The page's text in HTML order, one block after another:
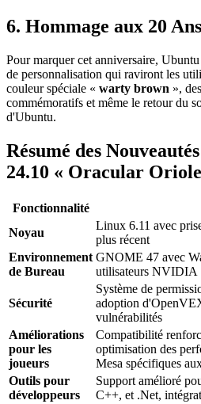
6. Hommage aux 20
Pour marquer cet anniversaire,
de personnalisation qui raviront les
couleur spéciale « warty brown »,
commémoratifs et même le retour du
d'Ubuntu.
Résumé des
24.10 « Oracular
Fonctionnalité
Noyau
Linux 6.11 avec
plus récent
Environnement
de Bureau
GNOME 47 avec
utilisateurs NVIDIA
Sécurité
Système de
adoption
vulnérabilités
Améliorations
pour les
joueurs
Compatibilité
optimisation des
Mesa spécifiques
Outils pour
développeurs
Support amélioré
C++, et .Net,